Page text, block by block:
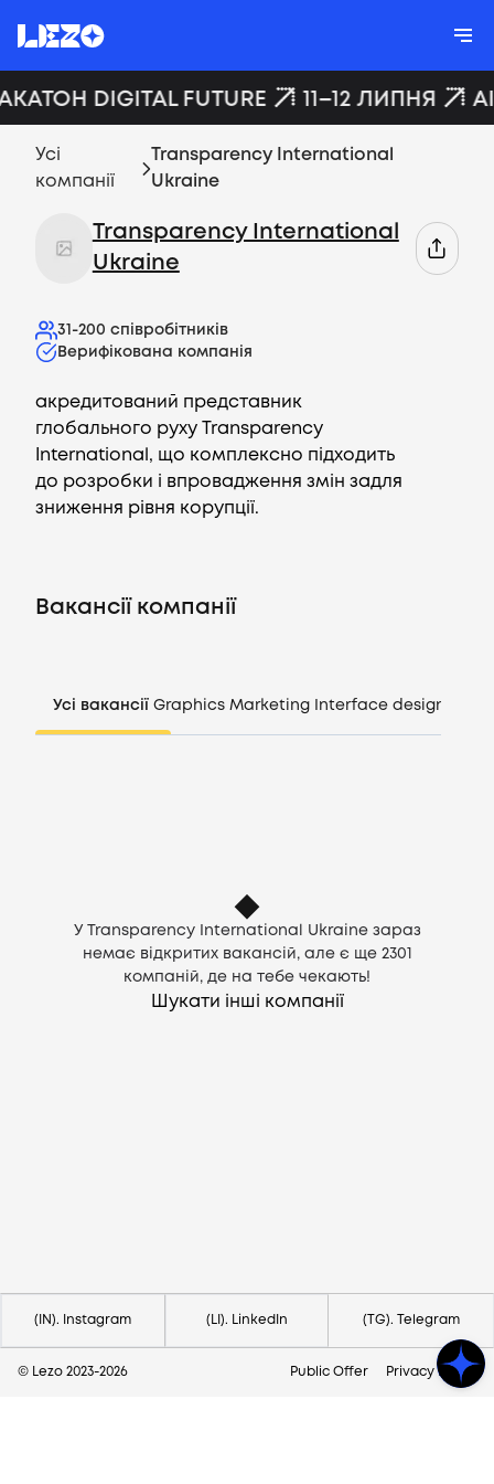
Компанії
DIGITAL FUTURE 11–12 ЛИПНЯ
Усі
компанії
Transparency International
Ukraine
Transparency International
Ukraine
31-200 співробітників
Верифікована компанія
акредитований представник
глобального руху Transparency
International, що комплексно підходить
до розробки і впровадження змін задля
зниження рівня корупції.
Вакансії компанії
Усі вакансії Graphics Marketing Interface design
У Transparency International Ukraine зараз
немає відкритих вакансій, але є ще 2301
компаній, де на тебе чекають!
Шукати інші компанії
(IN). Instagram (LI). LinkedIn (TG). Telegram
© Lezo 2023-2026 Public Offer Privacy Policy